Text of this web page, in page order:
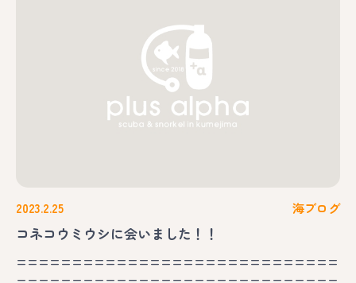
2023.2.25 海ブログ
コネコウミウシに会いました！！
=============================